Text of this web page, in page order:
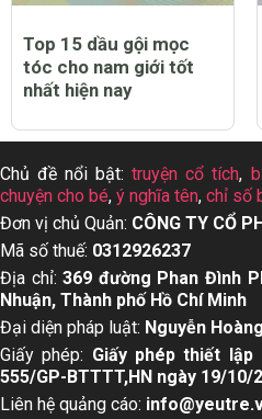
Top 15 dầu gội mọc
tóc cho nam giới tốt
nhất hiện nay
Chủ đề nổi bật:truyện cổ tích,
chuyện cho bé, ý nghĩa tên, chỉ số
Đơn vị chủ Quản: CÔNG TY CỔ
Mã số thuế: 0312926237
Địa chỉ:369 đường Phan Đình
Nhuận, Thành phố Hồ Chí Minh
Đại diện pháp luật: Nguyễn
Giấy phép: Giấy phép thiết
555/GP-BTTTT,HN ngày 19/10/
Liên hệ quảng cáo: